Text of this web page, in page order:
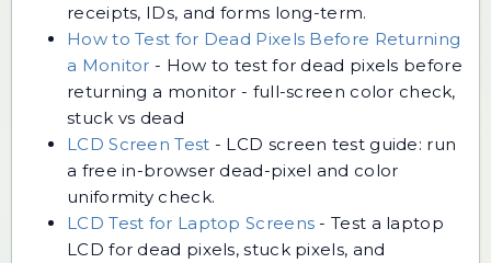
receipts, IDs, and forms long-term.
How to Test for Dead Pixels Before Returning
a Monitor - How to test for dead pixels before
returning a monitor - full-screen color check,
stuck vs dead
LCD Screen Test - LCD screen test guide: run
a free in-browser dead-pixel and color
uniformity check.
LCD Test for Laptop Screens -Test a laptop
LCD for dead pixels, stuck pixels, and